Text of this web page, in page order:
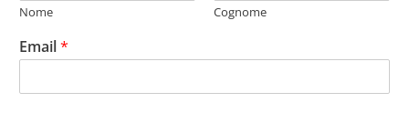
Nome Cognome
Email*